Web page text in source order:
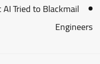
AI Tried to Blackmail